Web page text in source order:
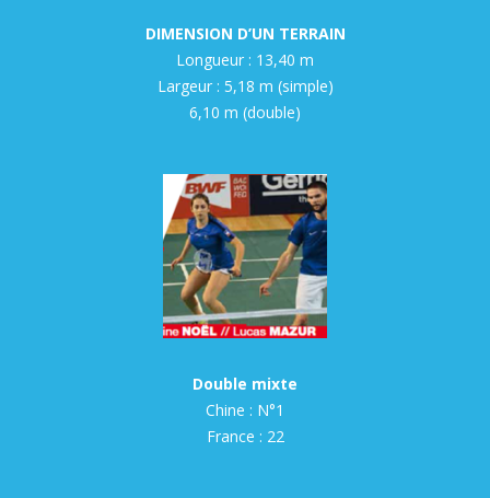
DIMENSION D’UN TERRAIN
Longueur : 13,40 m
Largeur : 5,18 m (simple)
6,10 m (double)
Double mixte
Chine : N°1
France : 22